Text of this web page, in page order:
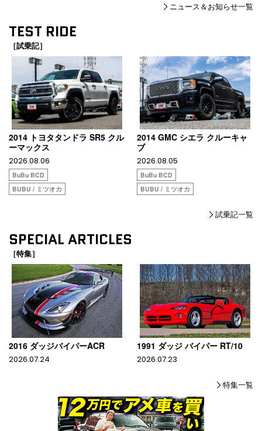
ニュース＆お知らせ一覧
TEST RIDE
［試乗記］
2014 トヨタタンドラ SR5 クル
ーマックス
2026.08.06
BuBu BCD
BUBU / ミツオカ
2014 GMC シエラ クルーキャ
ブ
2026.08.05
BuBu BCD
BUBU / ミツオカ
試乗記一覧
SPECIAL ARTICLES
［特集］
2016 ダッジバイパーACR
2026.07.24
1991 ダッジ バイパー RT/10
2026.07.23
特集一覧